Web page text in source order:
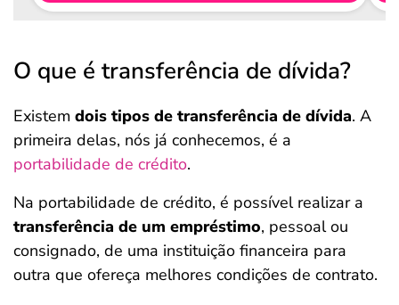
O que é transferência de dívida?
Existem dois tipos de transferência de dívida. A
primeira delas, nós já conhecemos, é a
portabilidade de crédito.
Na portabilidade de crédito, é possível realizar a
transferência de um empréstimo, pessoal ou
consignado, de uma instituição financeira para
outra que ofereça melhores condições de contrato.